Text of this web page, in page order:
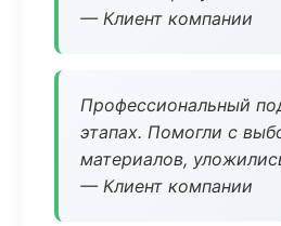
— Клиент компании
Профессиональный
этапах. Помогли с
материалов,
— Клиент компании